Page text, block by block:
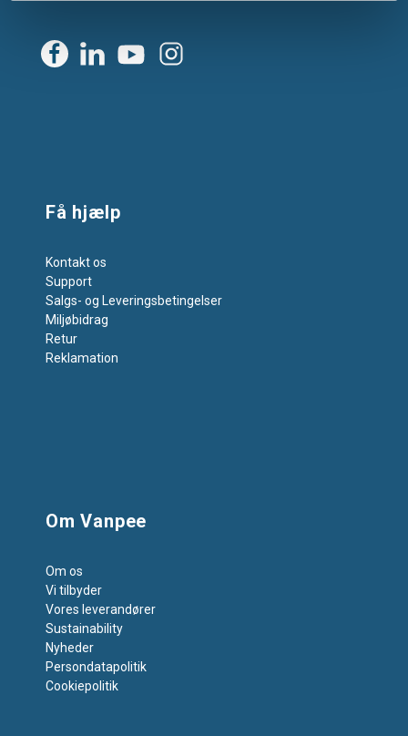
Få hjælp
Kontakt os
Support
Salgs- og Leveringsbetingelser
Miljøbidrag
Retur
Reklamation
Om Vanpee
Om os
Vi tilbyder
Vores leverandører
Sustainability
Nyheder
Persondatapolitik
Cookiepolitik